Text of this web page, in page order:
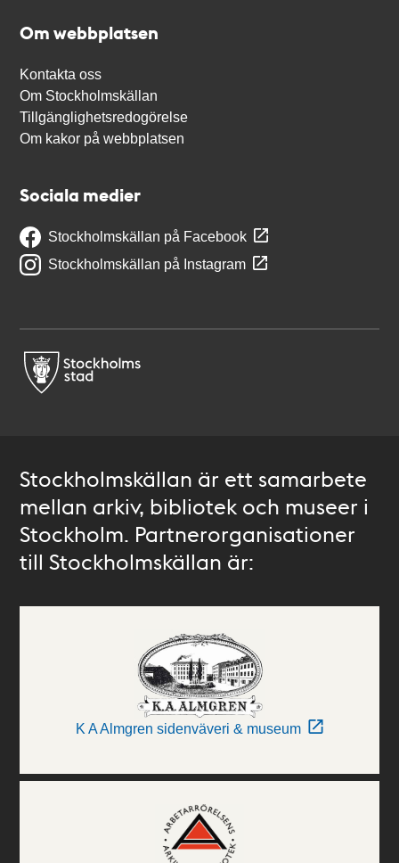
Om webbplatsen
Kontakta oss
Om Stockholmskällan
Tillgänglighetsredogörelse
Om kakor på webbplatsen
Sociala medier
Stockholmskällan på Facebook
Stockholmskällan på Instagram
Stockholmskällan är ett samarbete
mellan arkiv, bibliotek och museer i
Stockholm. Partnerorganisationer
till Stockholmskällan är:
K A Almgren sidenväveri & museum